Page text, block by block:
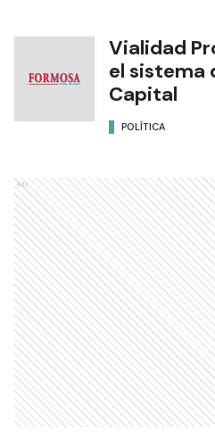
Vialidad
el sistema
Capital
POLÍTICA
Ads